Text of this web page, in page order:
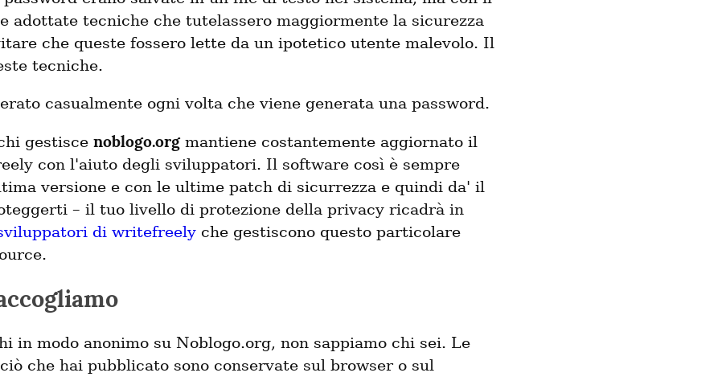
adottate tecniche che tutelassero maggiormente la sicurezza
che queste fossero lette da un ipotetico utente malevolo. Il
tecniche.
casualmente ogni volta che viene generata una password.
gestisce noblogo.orgmantiene costantemente aggiornato il
con l'aiuto degli sviluppatori. Il software così è sempre
versione e con le ultime patch di sicurrezza e quindi da' il
– il tuo livello di protezione della privacy ricadrà in
di writefreely che gestiscono questo particolare
in modo anonimo su Noblogo.org, non sappiamo chi sei. Le
che hai pubblicato sono conservate sul browser o sul